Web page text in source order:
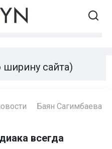
сайта)
Баян Сагимбаева
всегда